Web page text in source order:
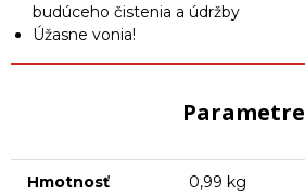
budúceho čistenia a údržby
Úžasne vonia!
Parametre
Hmotnosť 0,99 kg